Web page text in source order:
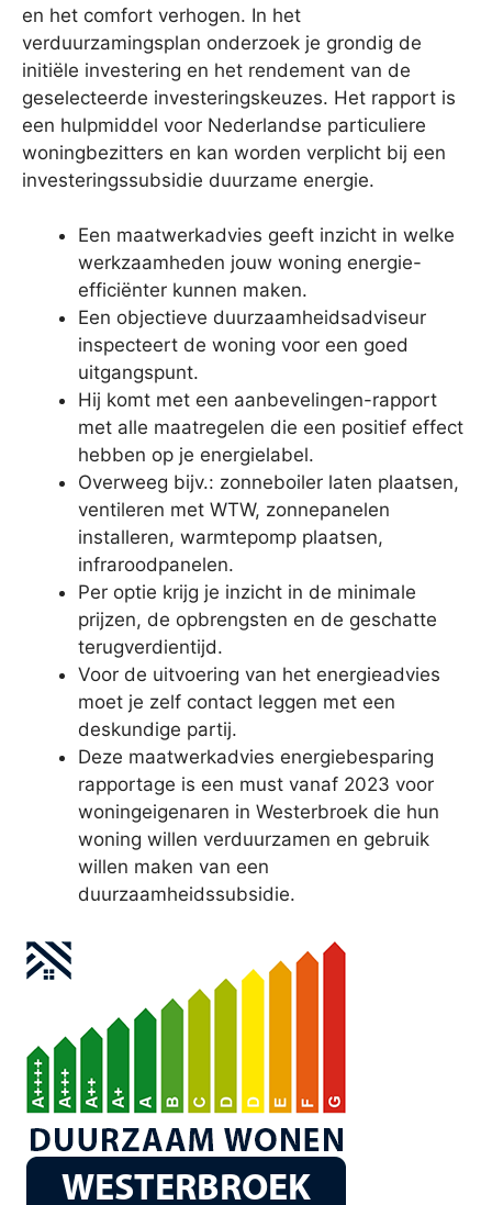
en het comfort verhogen. In het
verduurzamingsplan onderzoek je grondig de
initiële investering en het rendement van de
geselecteerde investeringskeuzes. Het rapport is
een hulpmiddel voor Nederlandse particuliere
woningbezitters en kan worden verplicht bij een
investeringssubsidie duurzame energie.
Een maatwerkadvies geeft inzicht in welke
werkzaamheden jouw woning energie-
efficiënter kunnen maken.
Een objectieve duurzaamheidsadviseur
inspecteert de woning voor een goed
uitgangspunt.
Hij komt met een aanbevelingen-rapport
met alle maatregelen die een positief effect
hebben op je energielabel.
Overweeg bijv.: zonneboiler laten plaatsen,
ventileren met WTW, zonnepanelen
installeren, warmtepomp plaatsen,
infraroodpanelen.
Per optie krijg je inzicht in de minimale
prijzen, de opbrengsten en de geschatte
terugverdientijd.
Voor de uitvoering van het energieadvies
moet je zelf contact leggen met een
deskundige partij.
Deze maatwerkadvies energiebesparing
rapportage is een must vanaf 2023 voor
woningeigenaren in Westerbroek die hun
woning willen verduurzamen en gebruik
willen maken van een
duurzaamheidssubsidie.